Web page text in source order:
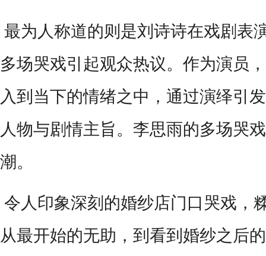
最为人称道的则是刘诗诗在戏剧表
多场哭戏引起观众热议。作为演员
入到当下的情绪之中，通过演绎引
人物与剧情主旨。李思雨的多场哭
潮。
令人印象深刻的婚纱店门口哭戏，
从最开始的无助，到看到婚纱之后